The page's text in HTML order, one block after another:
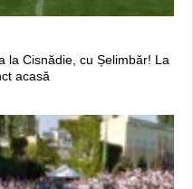
la Cisnădie, cu Șelimbăr! La
acasă